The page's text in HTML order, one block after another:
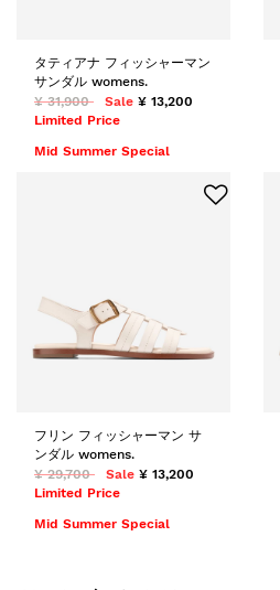
タティアナ フィッシャーマン
サンダル womens.
¥ 31,900
Sale ¥ 13,200
Limited Price
Mid Summer Special
フリン フィッシャーマン サ
ンダル womens.
¥ 29,700
Sale ¥ 13,200
Limited Price
Mid Summer Special